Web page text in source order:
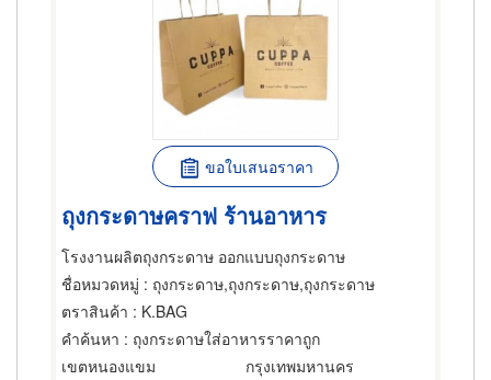
ขอใบเสนอราคา
ถุงกระดาษคราฟ ร้านอาหาร
โรงงานผลิตถุงกระดาษ ออกแบบถุงกระดาษ
ชื่อหมวดหมู่ : ถุงกระดาษ,ถุงกระดาษ,ถุงกระดาษ
ตราสินค้า : K.BAG
คำค้นหา : ถุงกระดาษใส่อาหารราคาถูก
เขตหนองแขม
กรุงเทพมหานคร